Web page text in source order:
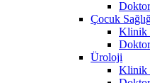
Çocuk
Klinik
Üroloji
Klinik